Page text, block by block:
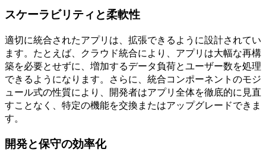
スケーラビリティと柔軟性
適切に統合されたアプリは、拡張できるように設計されてい
ます。たとえば、クラウド統合により、アプリは大幅な再構
築を必要とせずに、増加するデータ負荷とユーザー数を処理
できるようになります。さらに、統合コンポーネントのモジ
ュール式の性質により、開発者はアプリ全体を徹底的に見直
すことなく、特定の機能を交換またはアップグレードできま
す。
開発と保守の効率化